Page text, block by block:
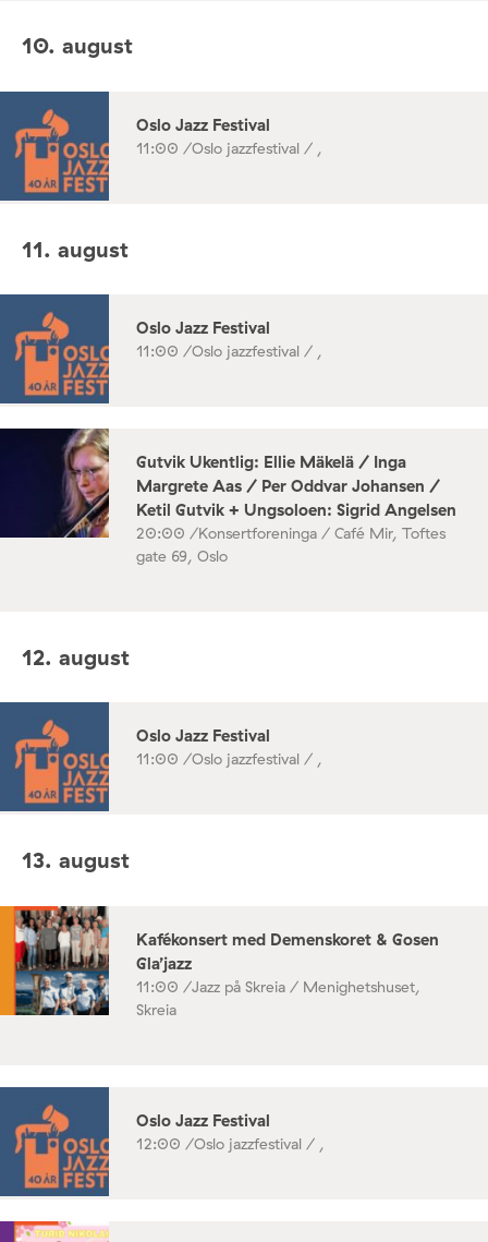
10. august
Oslo Jazz Festival
11:00 /Oslo jazzfestival / ,
11. august
Oslo Jazz Festival
11:00 /Oslo jazzfestival / ,
Gutvik Ukentlig: Ellie Mäkelä / Inga
Margrete Aas / Per Oddvar Johansen /
Ketil Gutvik + Ungsoloen: Sigrid Angelsen
20:00 /Konsertforeninga / Café Mir, Toftes
gate 69, Oslo
12. august
Oslo Jazz Festival
11:00 /Oslo jazzfestival / ,
13. august
Kafékonsert med Demenskoret & Gosen
Gla’jazz
11:00 /Jazz på Skreia / Menighetshuset,
Skreia
Oslo Jazz Festival
12:00 /Oslo jazzfestival / ,